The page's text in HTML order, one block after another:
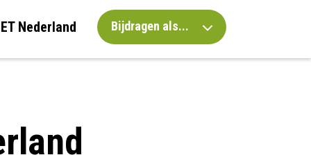
Nederland Bijdragen als...